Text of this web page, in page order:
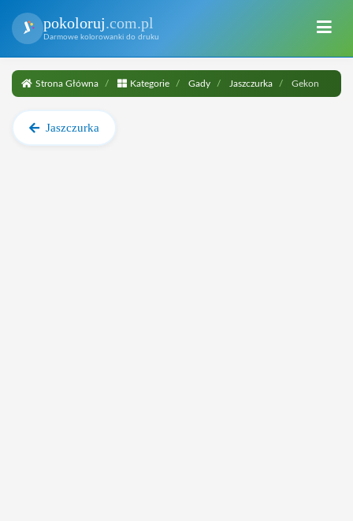
pokoloruj.com.pl
Darmowe kolorowanki do druku
Strona Główna Kategorie Gady Jaszczurka Gekon
Jaszczurka